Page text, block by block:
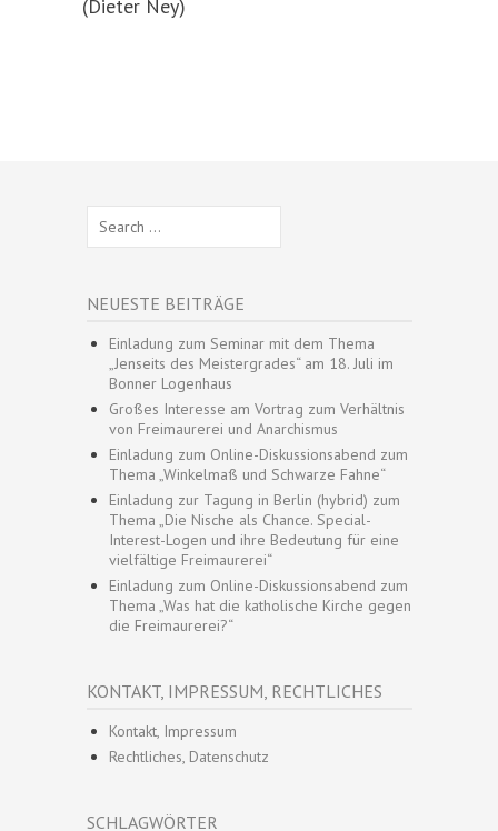
(Dieter Ney)
for:
NEUESTE BEITRÄGE
Einladung zum Seminar mit dem Thema
„Jenseits des Meistergrades“ am 18. Juli im
Bonner Logenhaus
Großes Interesse am Vortrag zum Verhältnis
von Freimaurerei und Anarchismus
Einladung zum Online-Diskussionsabend zum
Thema „Winkelmaß und Schwarze Fahne“
Einladung zur Tagung in Berlin (hybrid) zum
Thema „Die Nische als Chance. Special-
Interest-Logen und ihre Bedeutung für eine
vielfältige Freimaurerei“
Einladung zum Online-Diskussionsabend zum
Thema „Was hat die katholische Kirche gegen
die Freimaurerei?“
KONTAKT, IMPRESSUM, RECHTLICHES
Kontakt, Impressum
Rechtliches, Datenschutz
SCHLAGWÖRTER